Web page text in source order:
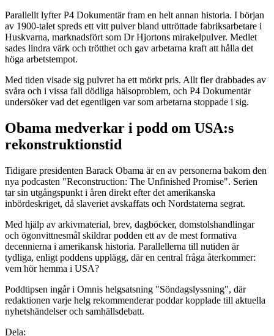
Parallellt lyfter P4 Dokumentär fram en helt annan historia. I början
av 1900-talet spreds ett vitt pulver bland uttröttade fabriksarbetare i
Huskvarna, marknadsfört som Dr Hjortons mirakelpulver. Medlet
sades lindra värk och trötthet och gav arbetarna kraft att hålla det
höga arbetstempot.
Med tiden visade sig pulvret ha ett mörkt pris. Allt fler drabbades av
svåra och i vissa fall dödliga hälsoproblem, och P4 Dokumentär
undersöker vad det egentligen var som arbetarna stoppade i sig.
Obama medverkar i podd om USA:s
rekonstruktionstid
Tidigare presidenten Barack Obama är en av personerna bakom den
nya podcasten "Reconstruction: The Unfinished Promise". Serien
tar sin utgångspunkt i åren direkt efter det amerikanska
inbördeskriget, då slaveriet avskaffats och Nordstaterna segrat.
Med hjälp av arkivmaterial, brev, dagböcker, domstolshandlingar
och ögonvittnesmål skildrar podden ett av de mest formativa
decennierna i amerikansk historia. Parallellerna till nutiden är
tydliga, enligt poddens upplägg, där en central fråga återkommer:
vem hör hemma i USA?
Poddtipsen ingår i Omnis helgsatsning "Söndagslyssning", där
redaktionen varje helg rekommenderar poddar kopplade till aktuella
nyhetshändelser och samhällsdebatt.
Dela: